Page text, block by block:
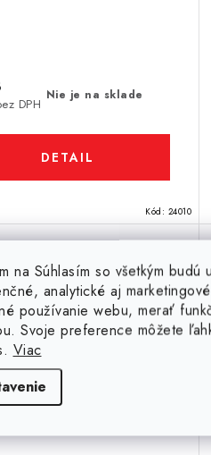
na Súhlasím so všetkým
analytické aj
používanie webu, merať
Svoje preference môžete
Viac
Nie je na sklade
DPH
DETAIL
Kód: 24010
magnet
pr.19,4x
N 120 °C, VMM9H